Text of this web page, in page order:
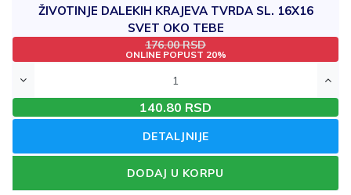
ŽIVOTINJE DALEKIH KRAJEVA TVRDA SL. 16X16
SVET OKO TEBE
Šifra: 4406 JM: KOM
176.00 RSD
ONLINE POPUST 20%
140.80 RSD
DETALJNIJE
DODAJ U KORPU